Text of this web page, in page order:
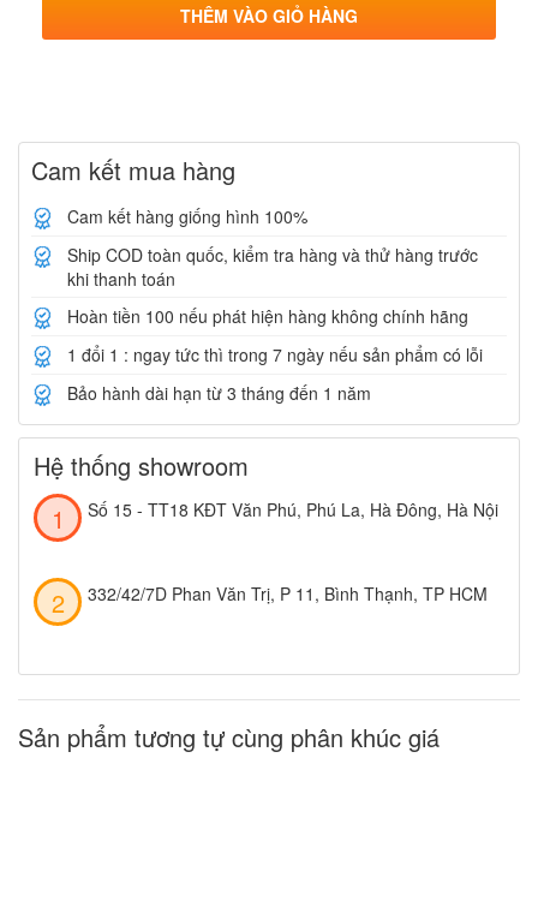
THÊM VÀO GIỎ HÀNG
Cam kết mua hàng
Cam kết hàng giống hình 100%
Ship COD toàn quốc, kiểm tra hàng và thử hàng trước
khi thanh toán
Hoàn tiền 100 nếu phát hiện hàng không chính hãng
1 đổi 1 : ngay tức thì trong 7 ngày nếu sản phẩm có lỗi
Bảo hành dài hạn từ 3 tháng đến 1 năm
Hệ thống showroom
Số 15 - TT18 KĐT Văn Phú, Phú La, Hà Đông, Hà Nội
332/42/7D Phan Văn Trị, P 11, Bình Thạnh, TP HCM
Sản phẩm tương tự cùng phân khúc giá